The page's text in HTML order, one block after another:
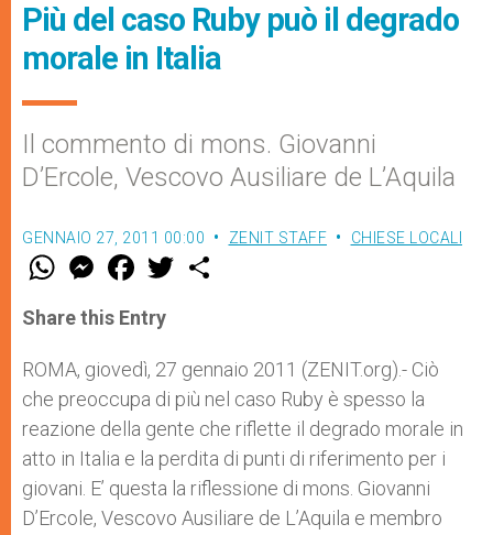
Più del caso Ruby può il degrado
morale in Italia
Il commento di mons. Giovanni
D’Ercole, Vescovo Ausiliare de L’Aquila
GENNAIO 27, 2011 00:00 ZENIT STAFF CHIESE LOCALI
W
t
s
p
p
M
e
s
e
g
e
r
F
a
e
b
o
k
w
r
Share this Entry
ROMA, giovedì, 27 gennaio 2011 (ZENIT.org).- Ciò
che preoccupa di più nel caso Ruby è spesso la
reazione della gente che riflette il degrado morale in
atto in Italia e la perdita di punti di riferimento per i
giovani. E’ questa la riflessione di mons. Giovanni
D’Ercole, Vescovo Ausiliare de L’Aquila e membro